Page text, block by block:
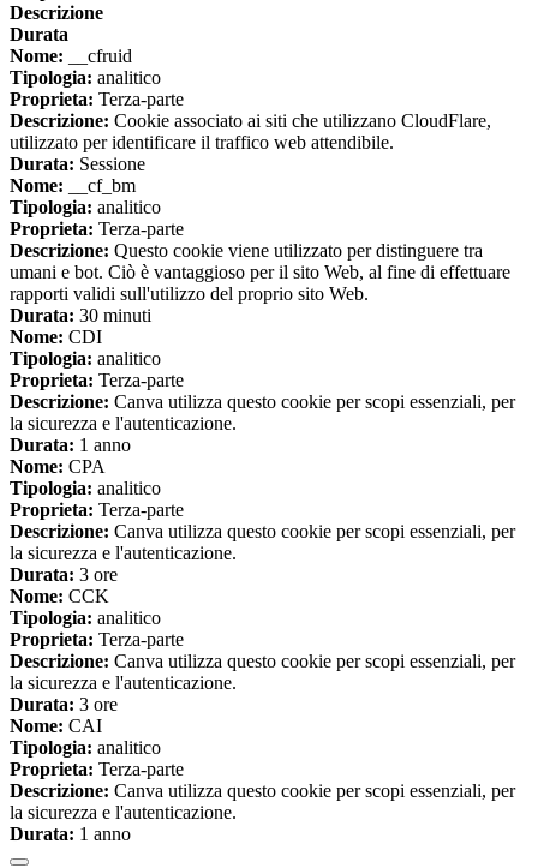
Descrizione
Durata
Nome: __cfruid
Tipologia: analitico
Proprieta: Terza-parte
Descrizione: Cookie associato ai siti che utilizzano CloudFlare,
utilizzato per identificare il traffico web attendibile.
Durata: Sessione
Nome: __cf_bm
Tipologia: analitico
Proprieta: Terza-parte
Descrizione: Questo cookie viene utilizzato per distinguere tra
umani e bot. Ciò è vantaggioso per il sito Web, al fine di effettuare
rapporti validi sull'utilizzo del proprio sito Web.
Durata: 30 minuti
Nome: CDI
Tipologia: analitico
Proprieta: Terza-parte
Descrizione: Canva utilizza questo cookie per scopi essenziali, per
la sicurezza e l'autenticazione.
Durata: 1 anno
Nome: CPA
Tipologia: analitico
Proprieta: Terza-parte
Descrizione: Canva utilizza questo cookie per scopi essenziali, per
la sicurezza e l'autenticazione.
Durata: 3 ore
Nome: CCK
Tipologia: analitico
Proprieta: Terza-parte
Descrizione: Canva utilizza questo cookie per scopi essenziali, per
la sicurezza e l'autenticazione.
Durata: 3 ore
Nome: CAI
Tipologia: analitico
Proprieta: Terza-parte
Descrizione: Canva utilizza questo cookie per scopi essenziali, per
la sicurezza e l'autenticazione.
Durata: 1 anno